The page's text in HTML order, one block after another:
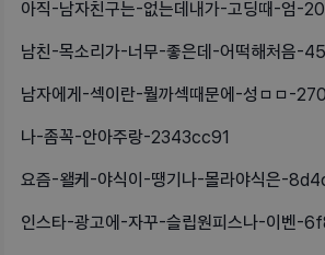
아직-남자친구는-없는데내가-고딩때-엄-
남친-목소리가-너무-좋은데-어떡해처음-
남자에게-섹이란-뭘까섹때문에-성ㅁㅁ-
나-좀꼭-안아주랑-2343cc91
요즘-왤케-야식이-땡기나-몰라야식은-
인스타-광고에-자꾸-슬립원피스나-이벤-